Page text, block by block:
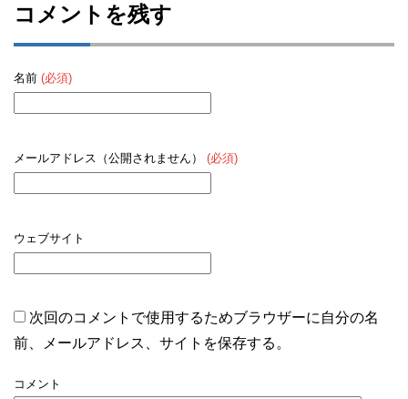
コメントを残す
名前 (必須)
メールアドレス（公開されません） (必須)
ウェブサイト
次回のコメントで使用するためブラウザーに自分の名
前、メールアドレス、サイトを保存する。
コメント